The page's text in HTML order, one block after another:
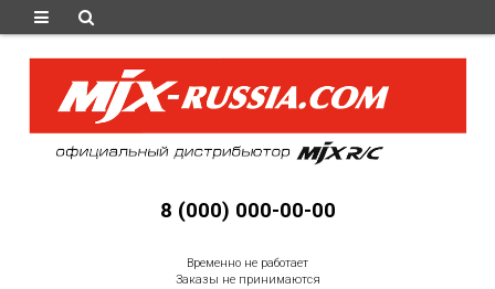
8 (000) 000-00-00
Временно не работает
Заказы не принимаются